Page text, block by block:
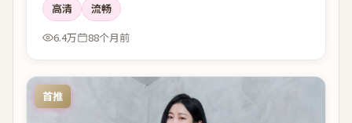
高清
流畅
6.4万
88个月前
首推